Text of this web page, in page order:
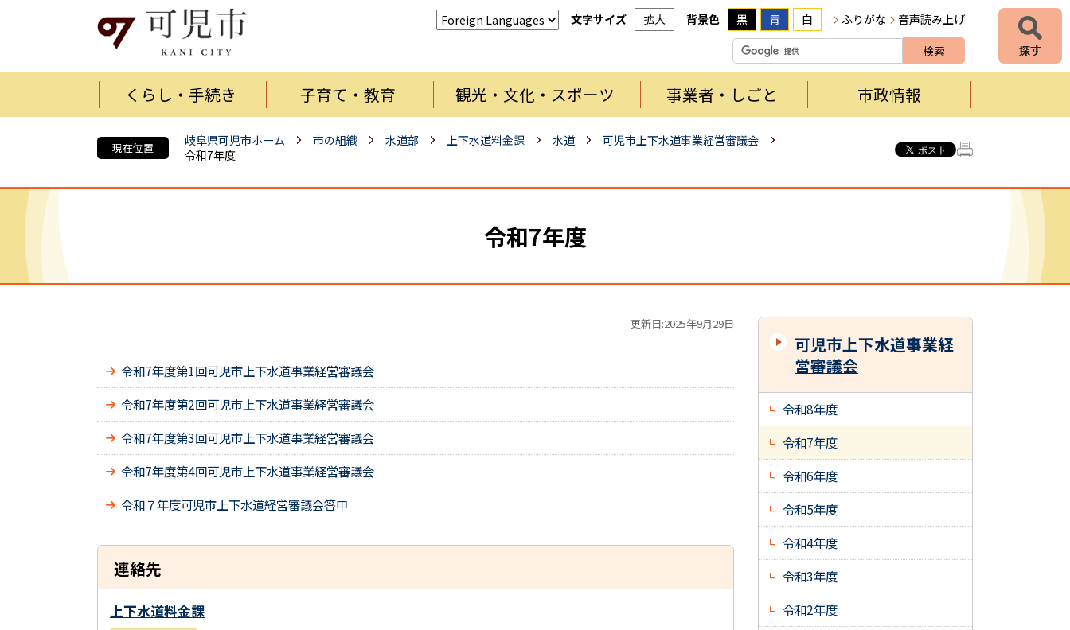
文字サイズ 拡大 背景色 黒 青 白 ふりがな 音声読み上げ
くらし・手続き 子育て・教育 観光・文化・スポーツ 事業者・しごと 市政情報
現在位置 岐阜県可児市ホーム 市の組織 水道部 上下水道料金課 水道
可児市上下水道事業経営審議会
令和7年度
令和7年度
更新日:2025年9月29日
令和7年度第1回可児市上下水道事業経営審議会
令和7年度第2回可児市上下水道事業経営審議会
令和7年度第3回可児市上下水道事業経営審議会
令和7年度第4回可児市上下水道事業経営審議会
令和７年度可児市上下水道経営審議会答申
連絡先
上下水道料金課
可児市上下水道事業経
営審議会
令和8年度
令和7年度
令和6年度
令和5年度
令和4年度
令和3年度
令和2年度